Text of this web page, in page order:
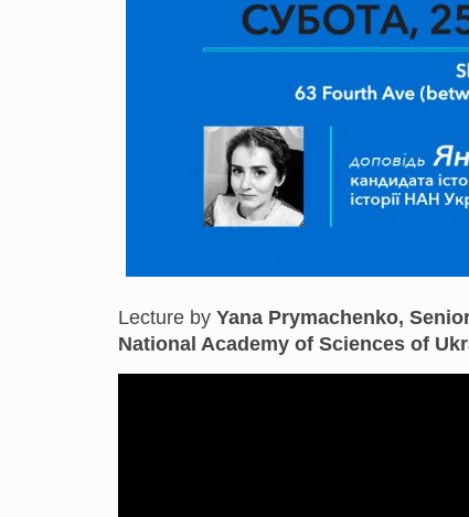
Lecture by Yana Prymachenko,
National Academy of Sciences of